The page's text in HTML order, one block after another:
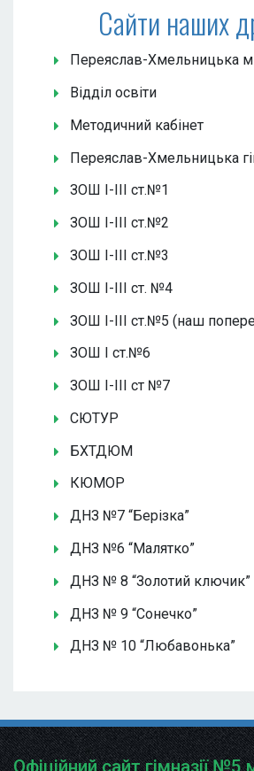
Сайти наших
Переяслав-Хмельницька
Відділ освіти
Методичний кабінет
Переяслав-Хмельницька
ЗОШ І-ІІІ ст.№1
ЗОШ І-ІІІ ст.№2
ЗОШ І-ІІІ ст.№3
ЗОШ І-ІІІ ст. №4
ЗОШ І-ІІІ ст.№5 (наш
ЗОШ І ст.№6
ЗОШ І-ІІІ ст №7
СЮТУР
БХТДЮМ
КЮМОР
ДНЗ №7 “Берізка”
ДНЗ №6 “Малятко”
ДНЗ № 8 “Золотий ключик”
ДНЗ № 9 “Сонечко”
ДНЗ № 10 “Любавонька”
Офіційний сайт гімназії №5